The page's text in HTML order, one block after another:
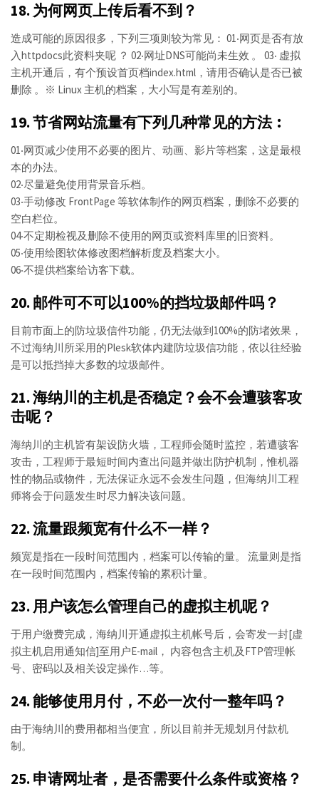
18. 为何网页上传后看不到？
造成可能的原因很多，下列三项则较为常见： 01‧网页是否有放
入httpdocs此资料夹呢 ？ 02‧网址DNS可能尚未生效 。 03‧ 虚拟
主机开通后，有个预设首页档index.html，请用否确认是否已被
删除 。※ Linux 主机的档案，大小写是有差别的。
19. 节省网站流量有下列几种常见的方法︰
01‧网页减少使用不必要的图片、动画、影片等档案，这是最根
本的办法。
02‧尽量避免使用背景音乐档。
03‧手动修改 FrontPage 等软体制作的网页档案，删除不必要的
空白栏位。
04‧不定期检视及删除不使用的网页或资料库里的旧资料。
05‧使用绘图软体修改图档解析度及档案大小。
06‧不提供档案给访客下载。
20. 邮件可不可以100%的挡垃圾邮件吗？
目前市面上的防垃圾信件功能，仍无法做到100%的防堵效果，
不过海纳川所采用的Plesk软体内建防垃圾信功能，依以往经验
是可以抵挡掉大多数的垃圾邮件。
21. 海纳川的主机是否稳定？会不会遭骇客攻
击呢？
海纳川的主机皆有架设防火墙，工程师会随时监控，若遭骇客
攻击，工程师于最短时间内查出问题并做出防护机制，惟机器
性的物品或物件，无法保证永远不会发生问题，但海纳川工程
师将会于问题发生时尽力解决该问题。
22. 流量跟频宽有什么不一样？
频宽是指在一段时间范围内，档案可以传输的量。 流量则是指
在一段时间范围内，档案传输的累积计量。
23. 用户该怎么管理自己的虚拟主机呢？
于用户缴费完成，海纳川开通虚拟主机帐号后，会寄发一封[虚
拟主机启用通知信]至用户E-mail， 内容包含主机及FTP管理帐
号、密码以及相关设定操作…等。
24. 能够使用月付，不必一次付一整年吗？
由于海纳川的费用都相当便宜，所以目前并无规划月付款机
制。
25. 申请网址者，是否需要什么条件或资格？